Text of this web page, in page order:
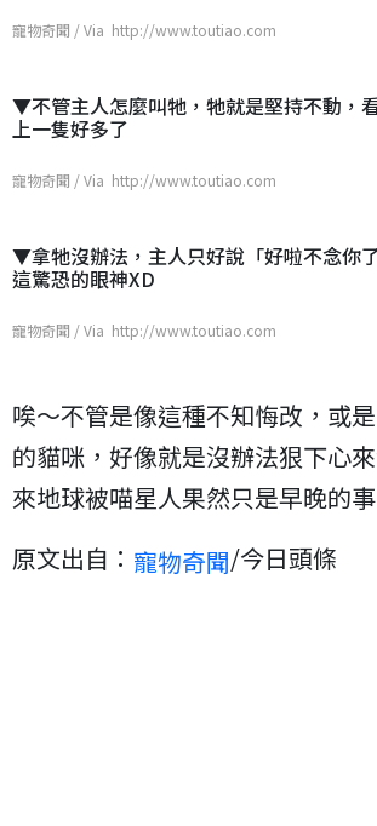
寵物奇聞 / Via http://www.toutiao.com
▼不管主人怎麼叫牠，牠就是堅持不動，
上一隻好多了
寵物奇聞 / Via http://www.toutiao.com
▼拿牠沒辦法，主人只好說「好啦不念你
這驚恐的眼神XD
寵物奇聞 / Via http://www.toutiao.com
唉～不管是像這種不知悔改，或
的貓咪，好像就是沒辦法狠下心
來地球被喵星人果然只是早晚的
原文出自： 寵物奇聞/今日頭條